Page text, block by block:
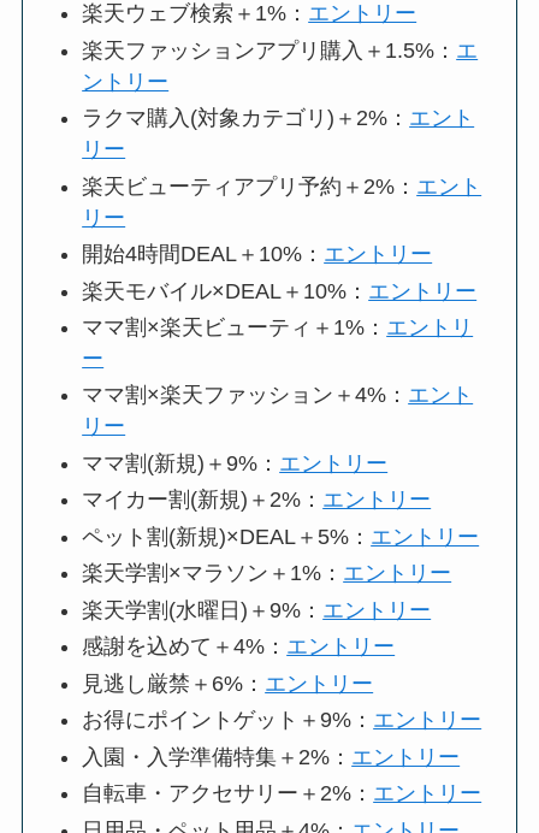
楽天ウェブ検索＋1%： エントリー
楽天ファッションアプリ購入＋1.5%： エ
ントリー
ラクマ購入(対象カテゴリ)＋2%： エント
リー
楽天ビューティアプリ予約＋2%： エント
リー
開始4時間DEAL＋10%： エントリー
楽天モバイル×DEAL＋10%： エントリー
ママ割×楽天ビューティ＋1%： エントリ
ー
ママ割×楽天ファッション＋4%： エント
リー
ママ割(新規)＋9%： エントリー
マイカー割(新規)＋2%： エントリー
ペット割(新規)×DEAL＋5%： エントリー
楽天学割×マラソン＋1%： エントリー
楽天学割(水曜日)＋9%： エントリー
感謝を込めて＋4%： エントリー
見逃し厳禁＋6%： エントリー
お得にポイントゲット＋9%： エントリー
入園・入学準備特集＋2%： エントリー
自転車・アクセサリー＋2%： エントリー